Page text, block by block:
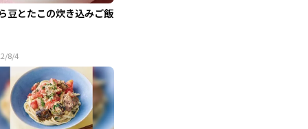
豆とたこの炊き込みご飯
8/4